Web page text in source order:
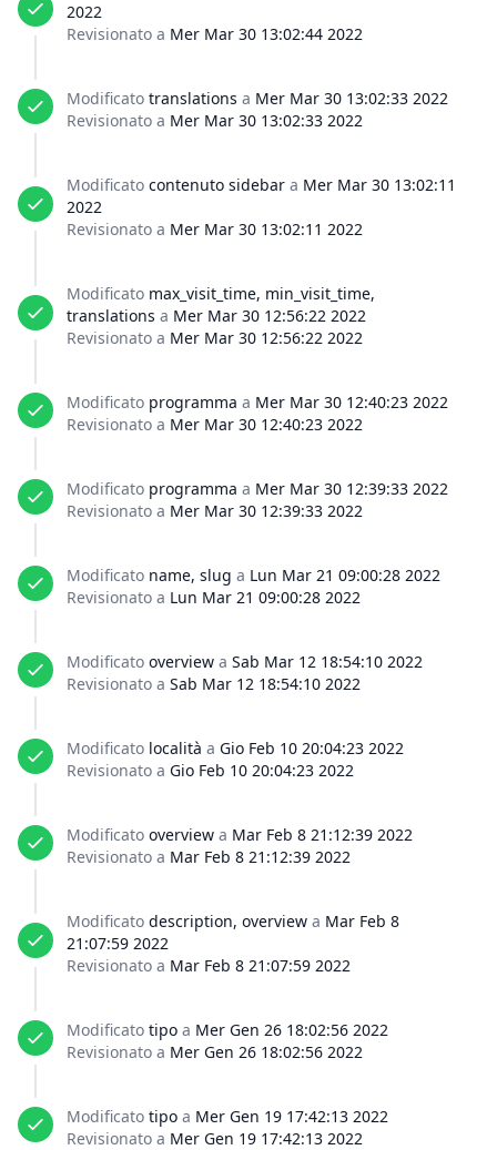
2022
Revisionato a Mer Mar 30 13:02:44 2022
Modificato translations a Mer Mar 30 13:02:33 2022
Revisionato a Mer Mar 30 13:02:33 2022
Modificato contenuto sidebar a Mer Mar 30 13:02:11
2022
Revisionato a Mer Mar 30 13:02:11 2022
Modificato max_visit_time, min_visit_time,
translations a Mer Mar 30 12:56:22 2022
Revisionato a Mer Mar 30 12:56:22 2022
Modificato programma a Mer Mar 30 12:40:23 2022
Revisionato a Mer Mar 30 12:40:23 2022
Modificato programma a Mer Mar 30 12:39:33 2022
Revisionato a Mer Mar 30 12:39:33 2022
Modificato name, slug a Lun Mar 21 09:00:28 2022
Revisionato a Lun Mar 21 09:00:28 2022
Modificato overview a Sab Mar 12 18:54:10 2022
Revisionato a Sab Mar 12 18:54:10 2022
Modificato località a Gio Feb 10 20:04:23 2022
Revisionato a Gio Feb 10 20:04:23 2022
Modificato overview a Mar Feb 8 21:12:39 2022
Revisionato a Mar Feb 8 21:12:39 2022
Modificato description, overview a Mar Feb 8
21:07:59 2022
Revisionato a Mar Feb 8 21:07:59 2022
Modificato tipo a Mer Gen 26 18:02:56 2022
Revisionato a Mer Gen 26 18:02:56 2022
Modificato tipo a Mer Gen 19 17:42:13 2022
Revisionato a Mer Gen 19 17:42:13 2022